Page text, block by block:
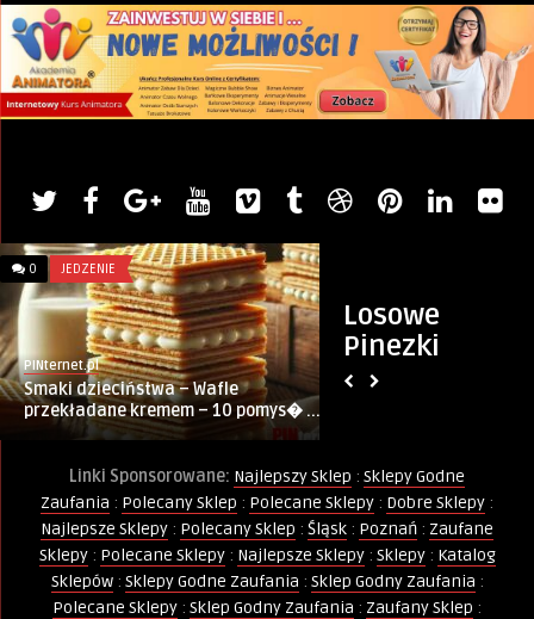
Losowe
Pinezki
0 JEDZENIE
PINternet.pl
Smaki dzieciństwa – Wafle
przekładane kremem – 10 pomys� ...
Linki Sponsorowane: Najlepszy Sklep : Sklepy Godne
Zaufania : Polecany Sklep : Polecane Sklepy : Dobre Sklepy :
Najlepsze Sklepy : Polecany Sklep : Śląsk : Poznań : Zaufane
Sklepy: Polecane Sklepy: Najlepsze Sklepy: Sklepy: Katalog
Sklepów: Sklepy Godne Zaufania : Sklep Godny Zaufania :
Polecane Sklepy : Sklep Godny Zaufania : Zaufany Sklep :